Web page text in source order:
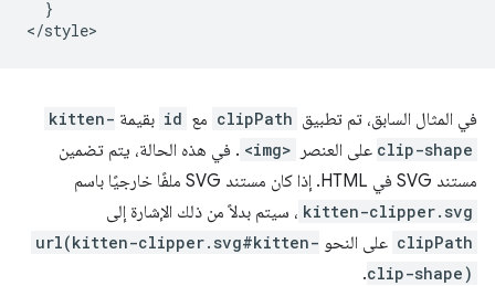
  }
في المثال السابق، تم تطبيق clipPath مع id بقيمة kitten-
clip-shape على العنصر <img> . في هذه الحالة، يتم تضمين
مستند SVG في HTML. إذا كان مستند SVG ملفًا خارجيًا باسم
kitten-clipper.svg ، سيتم بدلاً من ذلك الإشارة إلى
clipPath على النحو url(kitten-clipper.svg#kitten-
clip-shape)
.